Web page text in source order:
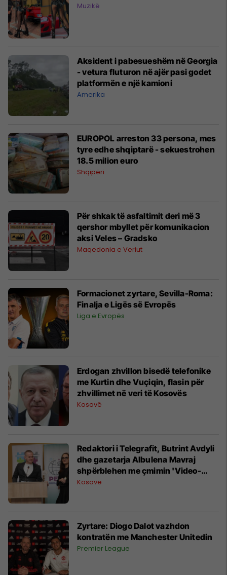
Muzikë
Aksident i pabesueshëm në Georgia
- vetura fluturon në ajër pasi godet
platformën e një kamioni
Amerika
EUROPOL arreston 33 persona, mes
tyre edhe shqiptarë - sekuestrohen
18.5 milion euro
Shqipëri
Për shkak të asfaltimit deri më 3
qershor mbyllet për komunikacion
aksi Veles – Gradsko
Maqedonia e Veriut
Formacionet zyrtare, Sevilla-Roma:
Finalja e Ligës së Evropës
Liga e Evropës
Erdogan zhvillon bisedë telefonike
me Kurtin dhe Vuçiqin, flasin për
zhvillimet në veri të Kosovës
Kosovë
Redaktori i Telegrafit, Butrint Avdyli
dhe gazetarja Albulena Mavraj
shpërblehen me çmimin 'Video-
storja më e mirë' nga RYCO dhe DW
Kosovë
Zyrtare: Diogo Dalot vazhdon
kontratën me Manchester Unitedin
Premier League